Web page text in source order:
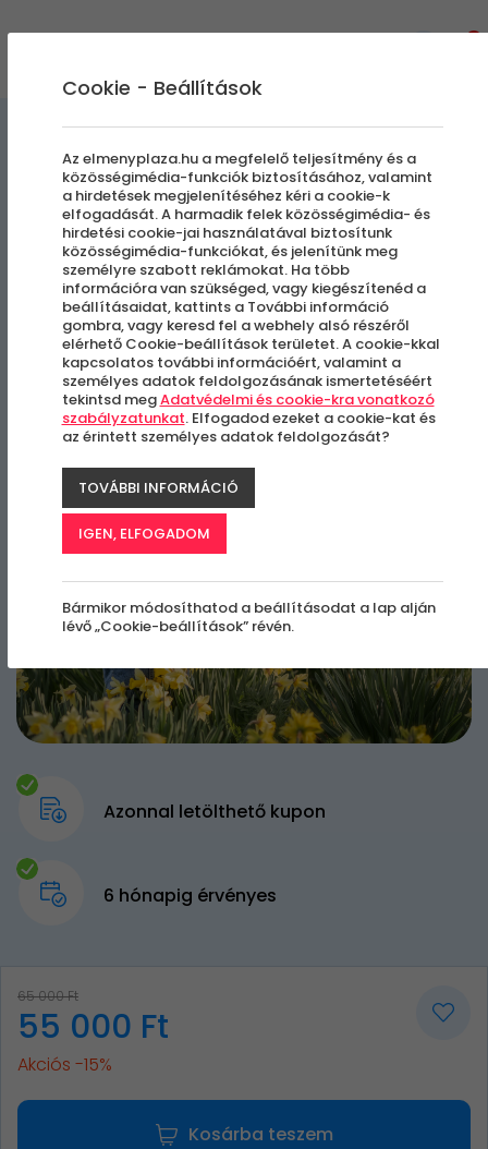
Szabadtéri Fine art
gyermekfotózás - A régi
idők hangulatának
felidézésére
Több Helyszín
Azonnal letölthető kupon
6 hónapig érvényes
65 000 Ft
55 000 Ft
Akciós -15%
Kosárba teszem
Cookie - Beállítások
Az elmenyplaza.hu a megfelelő teljesítmény és a
közösségimédia-funkciók biztosításához, valamint
a hirdetések megjelenítéséhez kéri a cookie-k
elfogadását. A harmadik felek közösségimédia- és
hirdetési cookie-jai használatával biztosítunk
közösségimédia-funkciókat, és jelenítünk meg
személyre szabott reklámokat. Ha több
információra van szükséged, vagy kiegészítenéd a
beállításaidat, kattints a További információ
gombra, vagy keresd fel a webhely alsó részéről
elérhető Cookie-beállítások területet. A cookie-kkal
kapcsolatos további információért, valamint a
személyes adatok feldolgozásának ismertetéséért
tekintsd megAdatvédelmi és cookie-kra vonatkozó
szabályzatunkat. Elfogadod ezeket a cookie-kat és
az érintett személyes adatok feldolgozását?
TOVÁBBI INFORMÁCIÓ
IGEN, ELFOGADOM
Bármikor módosíthatod a beállításodat a lap alján
lévő „Cookie-beállítások” révén.